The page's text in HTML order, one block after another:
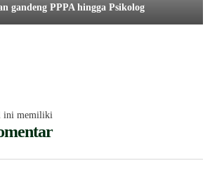
gandeng PPPA hingga Psikolog
ini memiliki